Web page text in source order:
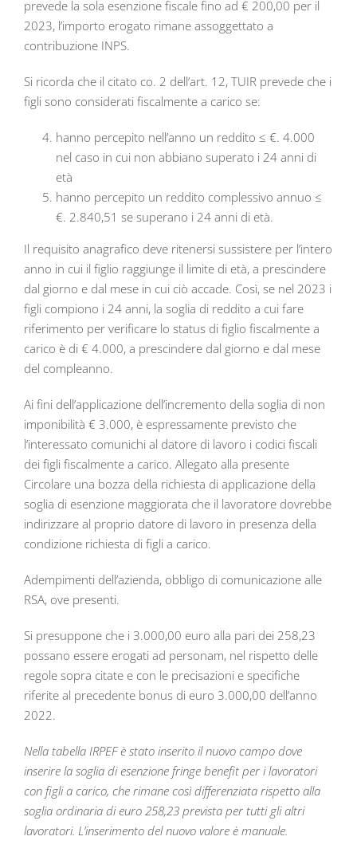
prevede la sola esenzione fiscale fino ad € 200,00 per il
2023, l’importo erogato rimane assoggettato a
contribuzione INPS.
Si ricorda che il citato co. 2 dell’art. 12, TUIR prevede che i
figli sono considerati fiscalmente a carico se:
hanno percepito nell’anno un reddito ≤ €. 4.000
nel caso in cui non abbiano superato i 24 anni di
età
hanno percepito un reddito complessivo annuo ≤
€. 2.840,51 se superano i 24 anni di età.
Il requisito anagrafico deve ritenersi sussistere per l’intero
anno in cui il figlio raggiunge il limite di età, a prescindere
dal giorno e dal mese in cui ciò accade. Così, se nel 2023 i
figli compiono i 24 anni, la soglia di reddito a cui fare
riferimento per verificare lo status di figlio fiscalmente a
carico è di € 4.000, a prescindere dal giorno e dal mese
del compleanno.
Ai fini dell’applicazione dell’incremento della soglia di non
imponibilità € 3.000, è espressamente previsto che
l’interessato comunichi al datore di lavoro i codici fiscali
dei figli fiscalmente a carico. Allegato alla presente
Circolare una bozza della richiesta di applicazione della
soglia di esenzione maggiorata che il lavoratore dovrebbe
indirizzare al proprio datore di lavoro in presenza della
condizione richiesta di figli a carico.
Adempimenti dell’azienda, obbligo di comunicazione alle
RSA, ove presenti.
Si presuppone che i 3.000,00 euro alla pari dei 258,23
possano essere erogati ad personam, nel rispetto delle
regole sopra citate e con le precisazioni e specifiche
riferite al precedente bonus di euro 3.000,00 dell’anno
2022.
Nella tabella IRPEF è stato inserito il nuovo campo dove
inserire la soglia di esenzione fringe benefit per i lavoratori
con figli a carico, che rimane così differenziata rispetto alla
soglia ordinaria di euro 258,23 prevista per tutti gli altri
lavoratori. L’inserimento del nuovo valore è manuale.